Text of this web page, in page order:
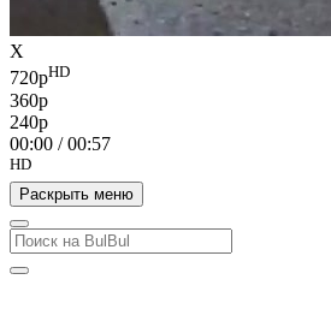
X
720pHD
360p
240p
00:00 /00:57
HD
Раскрыть меню